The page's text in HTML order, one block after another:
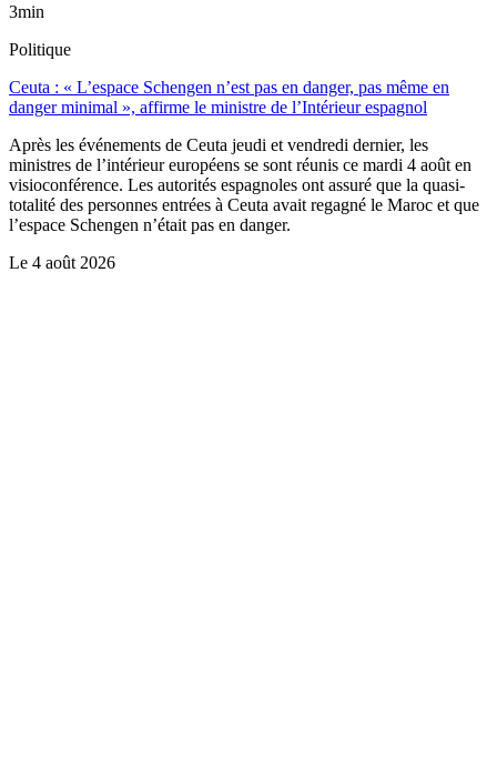
3min
Politique
Ceuta : « L’espace Schengen n’est pas en danger, pas même en
danger minimal », affirme le ministre de l’Intérieur espagnol
Après les événements de Ceuta jeudi et vendredi dernier, les
ministres de l’intérieur européens se sont réunis ce mardi 4 août en
visioconférence. Les autorités espagnoles ont assuré que la quasi-
totalité des personnes entrées à Ceuta avait regagné le Maroc et que
l’espace Schengen n’était pas en danger.
Le 4 août 2026